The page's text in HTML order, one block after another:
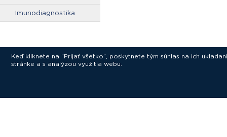
Imunodiagnostika
Keď kliknete na “Prijať všetko”, poskytnete tým súhlas na ich
stránke a s analýzou využitia webu.